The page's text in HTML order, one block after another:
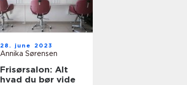
28. june 2023
Annika Sørensen
Frisørsalon: Alt
hvad du bør vide